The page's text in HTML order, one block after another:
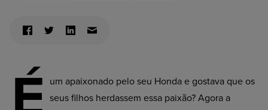
um apaixonado pelo seu Honda e gostava que os
seus filhos herdassem essa paixão? Agora a